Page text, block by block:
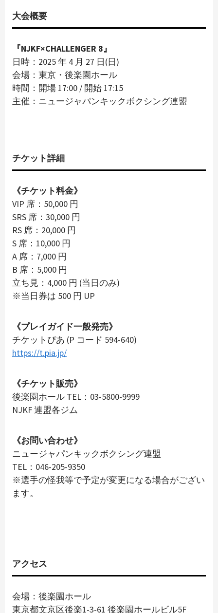
大会概要
『NJKF×CHALLENGER 8』
日時：2025 年 4 月 27 日(日)
会場：東京・後楽園ホール
時間：開場 17:00 / 開始 17:15
主催：ニュージャパンキックボクシング連盟
チケット詳細
《チケット料金》
VIP 席：50,000 円
SRS 席：30,000 円
RS 席：20,000 円
S 席：10,000 円
A 席：7,000 円
B 席：5,000 円
立ち見：4,000 円 (当日のみ)
※当日券は 500 円 UP
《プレイガイド一般発売》
チケットぴあ (P コード 594-640)
https://t.pia.jp/
《チケット販売》
後楽園ホール TEL：03-5800-9999
NJKF 連盟各ジム
《お問い合わせ》
ニュージャパンキックボクシング連盟
TEL：046-205-9350
※選手の怪我等で予定が変更になる場合がござい
ます。
アクセス
会場：後楽園ホール
東京都文京区後楽1-3-61 後楽園ホールビル5F